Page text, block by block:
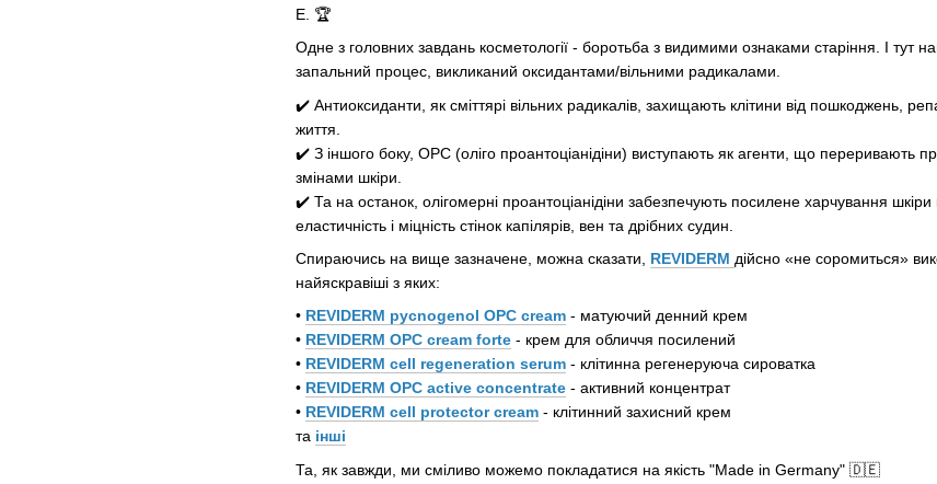
Е. 🏆
Одне з головних завдань косметології - боротьба з видимими ознаками старіння. І тут
запальний процес, викликаний оксидантами/вільними радикалами.
✔️ Антиоксиданти, як сміттярі вільних радикалів, захищають клітини від пошкоджень,
життя.
✔️ З іншого боку, OPC (оліго проантоціанідіни) виступають як агенти, що переривають
змінами шкіри.
✔️ Та на останок, олігомерні проантоціанідіни забезпечують посилене харчування
еластичність і міцність стінок капілярів, вен та дрібних судин.
Спираючись на вище зазначене, можна сказати, REVIDERM дійсно «не соромиться»
найяскравіші з яких:
• REVIDERM pycnogenol OPC cream - матуючий денний крем
• REVIDERM OPC cream forte - крем для обличчя посилений
• REVIDERM cell regeneration serum - клітинна регенеруюча сироватка
• REVIDERM OPC active concentrate - активний концентрат
• REVIDERM cell protector cream - клітинний захисний крем
та інші
Та, як завжди, ми сміливо можемо покладатися на якість "Made in Germany" 🇩🇪